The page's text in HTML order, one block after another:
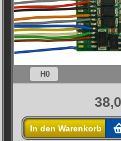
H0
In den Warenkorb